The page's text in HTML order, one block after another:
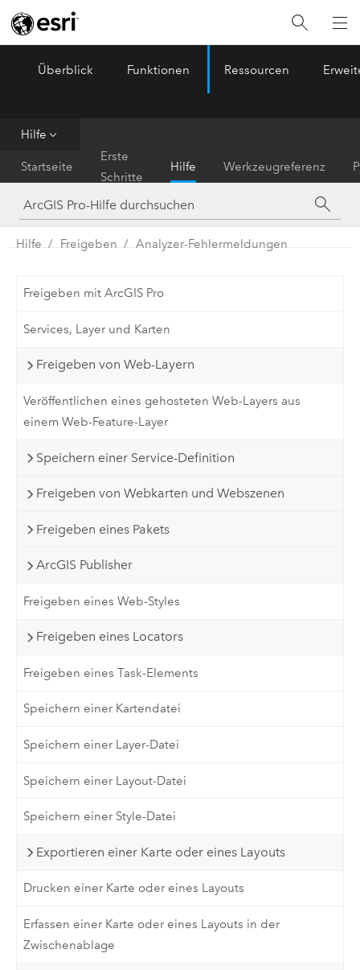
ArcGIS Pro
Überblick Funktionen Ressourcen
Hilfe
Startseite
Erste
Schritte
Hilfe Werkzeugreferenz
Hilfe Freigeben Analyzer-Fehlermeldungen
Freigeben mit ArcGIS Pro
Services, Layer und Karten
Freigeben von Web-Layern
Veröffentlichen eines gehosteten Web-Layers aus
einem Web-Feature-Layer
Speichern einer Service-Definition
Freigeben von Webkarten und Webszenen
Freigeben eines Pakets
ArcGIS Publisher
Freigeben eines Web-Styles
Freigeben eines Locators
Freigeben eines Task-Elements
Speichern einer Kartendatei
Speichern einer Layer-Datei
Speichern einer Layout-Datei
Speichern einer Style-Datei
Exportieren einer Karte oder eines Layouts
Drucken einer Karte oder eines Layouts
Erfassen einer Karte oder eines Layouts in der
Zwischenablage